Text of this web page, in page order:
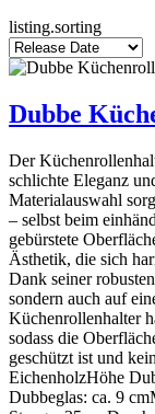
listing.sorting
Dubbe
Der
schlichte Eleganz
Materialauswahl
– selbst beim
gebürstete
Ästhetik, die sich
Dank seiner
sondern auch auf
Küchenrollenhalter
sodass die
geschützt ist und
EichenholzHöhe
Dubbeglas: ca. 9